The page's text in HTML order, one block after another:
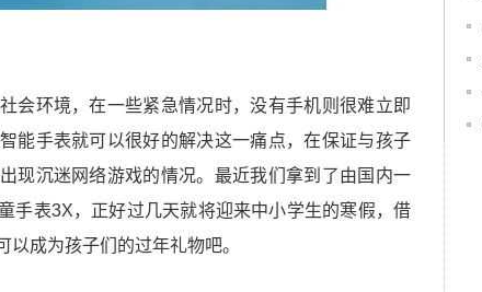
会环境，在一些紧急情况时，没有手机则很难立即
能手表就可以很好的解决这一痛点，在保证与孩子
现沉迷网络游戏的情况。最近我们拿到了由国内一
表3X，正好过几天就将迎来中小学生的寒假，借
成为孩子们的过年礼物吧。